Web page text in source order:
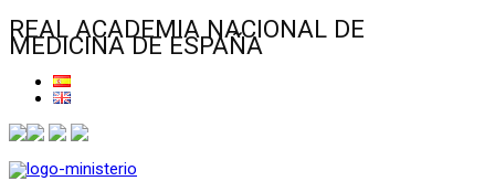
REAL ACADEMIA NACIONAL DE
MEDICINA DE ESPAÑA